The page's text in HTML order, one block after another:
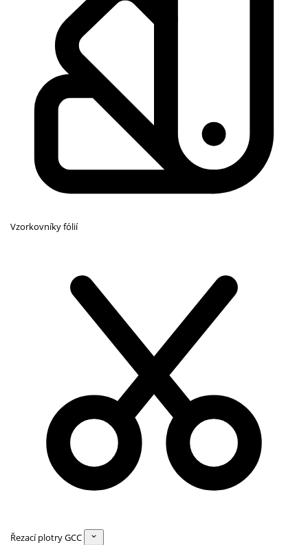
Vzorkovníky fólií
Řezací plotry GCC